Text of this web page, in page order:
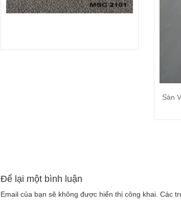
Sàn
Để lại một bình luận
Email của bạn sẽ không được hiển thị công khai. Các